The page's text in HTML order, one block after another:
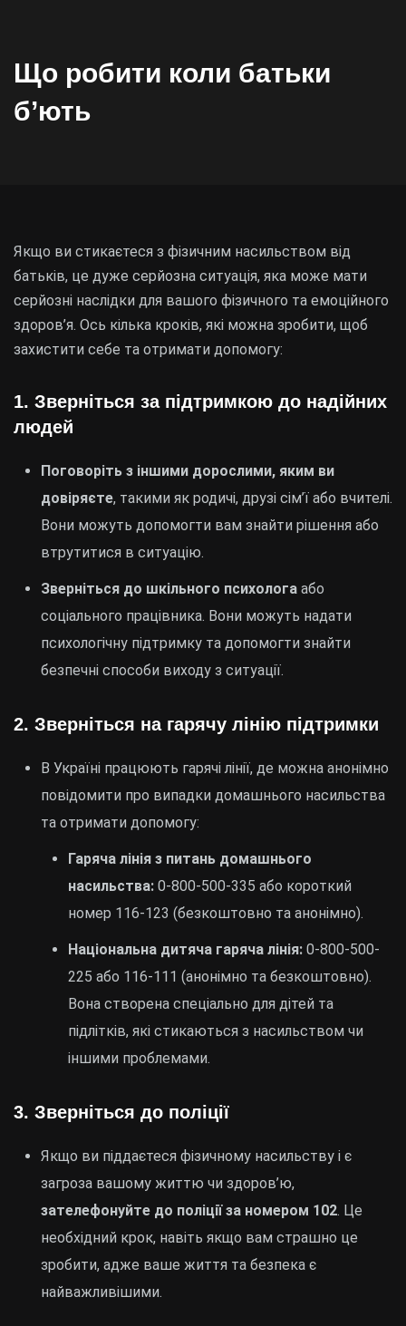
Що робити коли батьки
б’ють
Якщо ви стикаєтеся з фізичним насильством від
батьків, це дуже серйозна ситуація, яка може мати
серйозні наслідки для вашого фізичного та емоційного
здоров’я. Ось кілька кроків, які можна зробити, щоб
захистити себе та отримати допомогу:
1. Зверніться за підтримкою до надійних
людей
Поговоріть з іншими дорослими, яким ви
довіряєте, такими як родичі, друзі сім’ї або вчителі.
Вони можуть допомогти вам знайти рішення або
втрутитися в ситуацію.
Зверніться до шкільного психолога або
соціального працівника. Вони можуть надати
психологічну підтримку та допомогти знайти
безпечні способи виходу з ситуації.
2. Зверніться на гарячу лінію підтримки
В Україні працюють гарячі лінії, де можна анонімно
повідомити про випадки домашнього насильства
та отримати допомогу:
Гаряча лінія з питань домашнього
насильства: 0-800-500-335 або короткий
номер 116-123 (безкоштовно та анонімно).
Національна дитяча гаряча лінія: 0-800-500-
225 або 116-111 (анонімно та безкоштовно).
Вона створена спеціально для дітей та
підлітків, які стикаються з насильством чи
іншими проблемами.
3. Зверніться до поліції
Якщо ви піддаєтеся фізичному насильству і є
загроза вашому життю чи здоров’ю,
зателефонуйте до поліції за номером 102. Це
необхідний крок, навіть якщо вам страшно це
зробити, адже ваше життя та безпека є
найважливішими.